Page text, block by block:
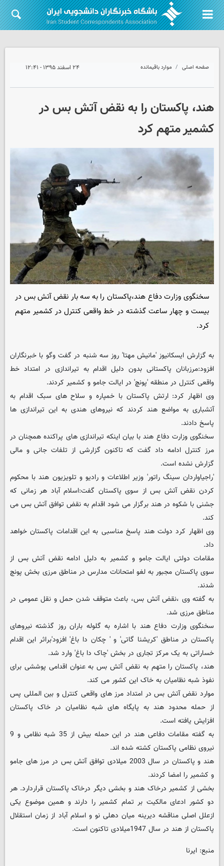
صفحه اصلی موارد باقیمانده ۲۴ اسفند ۱۳۹۵ - ۱۲:۴۱
هند، پاکستان را به نقض آتش بس در
کشمیر متهم کرد
سخنگوی وزارت دفاع هند،پاکستان را به سه بار نقض آتش بس در
بیست و چهار ساعت گذشته در خط واقعی کنترل در کشمیر متهم
کرد.
به گزارش ایسکانیوز 'مانیش مهتا' روز سه شنبه در گفت وگو با خبرنگاران
افزود:مرزبانان پاکستانی بدون دلیل اقدام به تیراندازی در امتداد خط
واقعی کنترل در منطقه 'پونچ' در ایالت جامو و کشمیر کردند.
وی اظهار کرد: ارتش پاکستان با خمپاره و سلاح های سبک اقدام به
آتشباری به مواضع هند کردند که نیروهای هندی به این تیراندازی ها
پاسخ دادند.
سخنگوی وزارت دفاع هند با بیان اینکه تیراندازی های پراکنده همچنان در
مرز کنترل ادامه داد گفت که تاکنون گزارشی از تلفات جانی و مالی
گزارش نشده است.
'راجیاواردان سینگ راتور' وزیر اطلاعات و رادیو و تلویزیون هند با محکوم
کردن نقض آتش بس از سوی پاکستان گفت:اسلام آباد هر زمانی که
جشنی با شکوه در هند برگزار می شود اقدام به نقض توافق آتش بس می
کند.
وی اظهار کرد دولت هند پاسخ مناسبی به این اقدامات پاکستان خواهد
داد.
مقامات دولتی ایالت جامو و کشمیر به دلیل ادامه نقض آتش بس از
سوی پاکستان مجبور به لغو امتحانات مدارس در مناطق مرزی بخش پونچ
شدند.
به گفته وی ،نقض آتش بس، باعث متوقف شدن حمل و نقل عمومی در
مناطق مرزی شد.
سخنگوی وزارت دفاع هند با اشاره به گلوله باران روز گذشته نیروهای
پاکستان در مناطق 'کریشنا گاتی' و ' چکان دا باغ' افزود'براثر این اقدام
خساراتی به یک مرکز تجاری در بخش 'چاک دا باغ' وارد شد.
هند، پاکستان را متهم به نقض آتش بس به عنوان اقدامی پوششی برای
نفوذ شبه نظامیان به خاک این کشور می کند.
موارد نقض آتش بس در امتداد مرز های واقعی کنترل و بین المللی پس
از حمله محدود هند به پایگاه های شبه نظامیان در خاک پاکستان
افزایش یافته است.
به گفته مقامات دفاعی هند در این حمله بیش از 35 شبه نظامی و 9
نیروی نظامی پاکستان کشته شده اند.
هند و پاکستان در سال 2003 میلادی توافق آتش بس در مرز های جامو
و کشمیر را امضا کردند.
بخشی از کشمیر درخاک هند و بخشی دیگر درخاک پاکستان قراردارد. هر
دو کشور ادعای مالکیت بر تمام کشمیر را دارند و همین موضوع یکی
ازعلل اصلی مناقشه دیرینه میان دهلی نو و اسلام آباد از زمان استقلال
پاکستان از هند در سال 1947میلادی تاکنون است.
منبع: ایرنا